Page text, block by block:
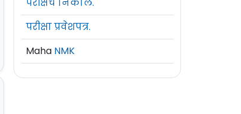
परीक्षा प्रवेशपत्र.
Maha NMK